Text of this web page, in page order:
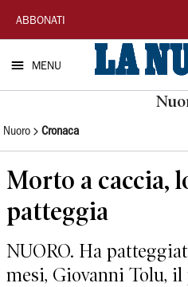
La
Nuova
Sardegna
ABBONATI
MENU
Nuoro Cronaca
Morto a caccia,
patteggia
NUORO. Ha
mesi, Giovanni Tolu,